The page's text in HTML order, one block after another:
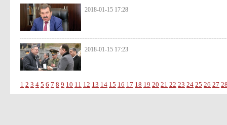
2018-01-15 17:28
2018-01-15 17:23
1 2 3 4 5 6 7 8 9 10 11 12 13 14 15 16 17 18 19 20 21 22 23 24 25 26 27